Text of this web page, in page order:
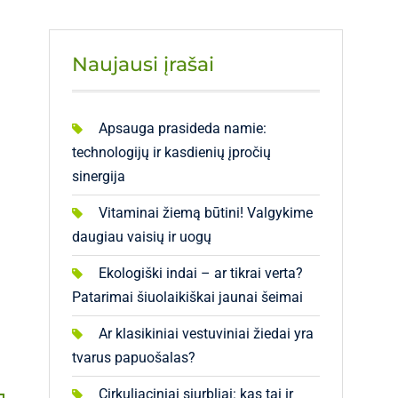
Naujausi įrašai
Apsauga prasideda namie:
technologijų ir kasdienių įpročių
sinergija
Vitaminai žiemą būtini! Valgykime
daugiau vaisių ir uogų
Ekologiški indai – ar tikrai verta?
Patarimai šiuolaikiškai jaunai šeimai
Ar klasikiniai vestuviniai žiedai yra
tvarus papuošalas?
Cirkuliaciniai siurbliai: kas tai ir